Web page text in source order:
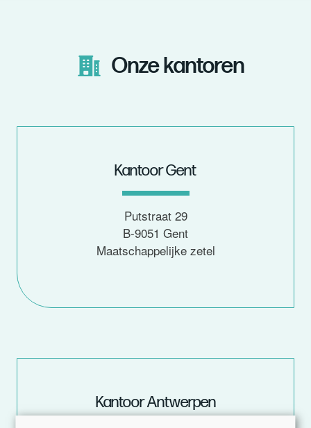
Onze kantoren
Kantoor Gent
Putstraat 29
B-9051 Gent
Maatschappelijke zetel
Kantoor Antwerpen